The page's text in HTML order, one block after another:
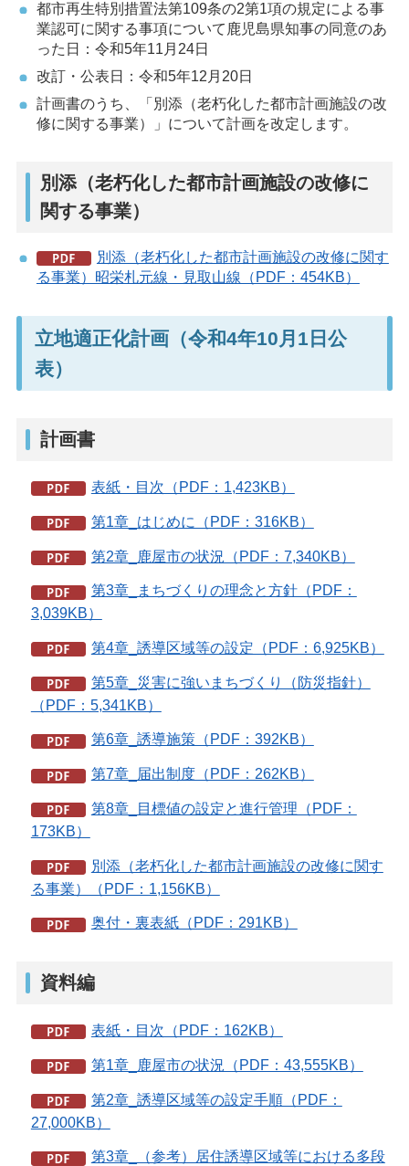
都市再生特別措置法第109条の2第1項の規定による事
業認可に関する事項について鹿児島県知事の同意のあ
った日：令和5年11月24日
改訂・公表日：令和5年12月20日
計画書のうち、「別添（老朽化した都市計画施設の改
修に関する事業）」について計画を改定します。
別添（老朽化した都市計画施設の改修に
関する事業）
別添（老朽化した都市計画施設の改修に関す
る事業）昭栄札元線・見取山線（PDF：454KB）
立地適正化計画（令和4年10月1日公
表）
計画書
表紙・目次（PDF：1,423KB）
第1章_はじめに（PDF：316KB）
第2章_鹿屋市の状況（PDF：7,340KB）
第3章_まちづくりの理念と方針（PDF：
3,039KB）
第4章_誘導区域等の設定（PDF：6,925KB）
第5章_災害に強いまちづくり（防災指針）
（PDF：5,341KB）
第6章_誘導施策（PDF：392KB）
第7章_届出制度（PDF：262KB）
第8章_目標値の設定と進行管理（PDF：
173KB）
別添（老朽化した都市計画施設の改修に関す
る事業）（PDF：1,156KB）
奥付・裏表紙（PDF：291KB）
資料編
表紙・目次（PDF：162KB）
第1章_鹿屋市の状況（PDF：43,555KB）
第2章_誘導区域等の設定手順（PDF：
27,000KB）
第3章_（参考）居住誘導区域等における多段